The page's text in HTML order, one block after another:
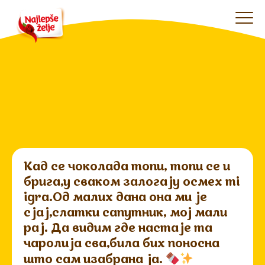
Кад се чоколада топи, топи се и
брига,у сваком залогају осмех mi
igra.Од малих дана она ми је
сјај,слатки сапутник, мој мали
рај. Да видим где настаје та
чаролија сва,била бих поносна
што сам изабрана ја.